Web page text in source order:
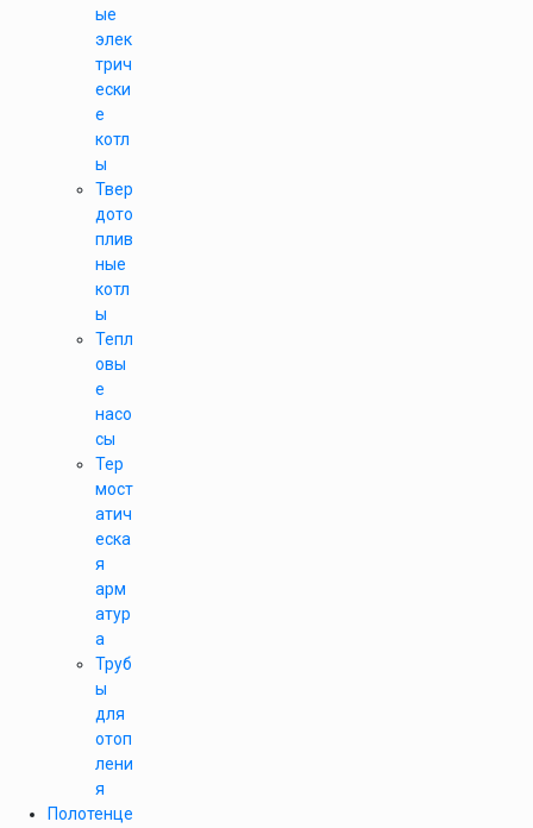
ые
элек
трич
ески
е
котл
ы
Твер
дото
плив
ные
котл
ы
Тепл
овы
е
насо
сы
Тер
мост
атич
еска
я
арм
атур
а
Труб
ы
для
отоп
лени
я
Полотенце